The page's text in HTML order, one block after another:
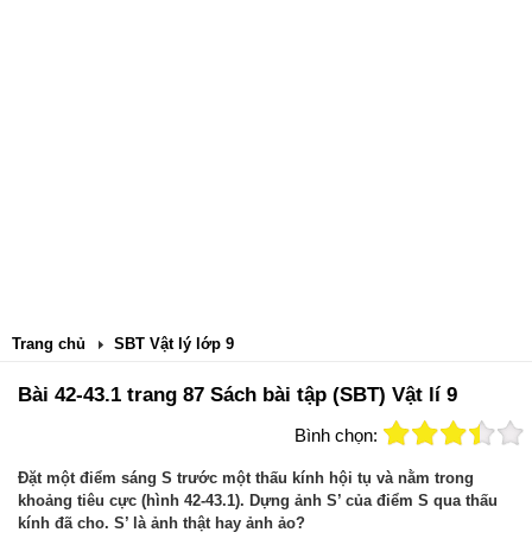
Trang chủ SBT Vật lý lớp 9
Bài 42-43.1 trang 87 Sách bài tập (SBT) Vật lí 9
Bình chọn:
Đặt một điểm sáng S trước một thấu kính hội tụ và nằm trong
khoảng tiêu cực (hình 42-43.1). Dựng ảnh S’ của điểm S qua thấu
kính đã cho. S’ là ảnh thật hay ảnh ảo?